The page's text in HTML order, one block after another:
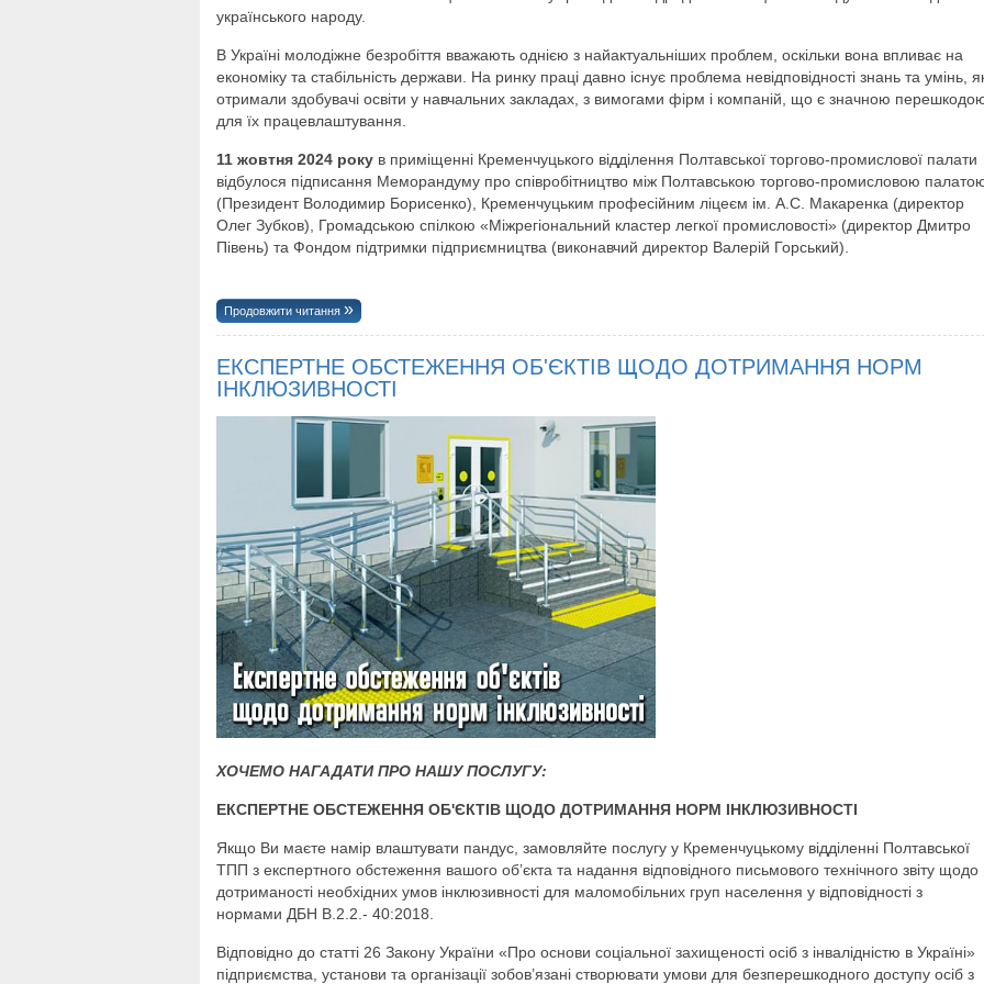
українського народу.
В Україні молодіжне безробіття вважають однією з найактуальніших проблем, оскільки вона впливає на
економіку та стабільність держави. На ринку праці давно існує проблема невідповідності знань та умінь,
отримали здобувачі освіти у навчальних закладах, з вимогами фірм і компаній, що є значною
для їх працевлаштування.
11 жовтня 2024 року в приміщенні Кременчуцького відділення Полтавської торгово-промислової палати
відбулося підписання Меморандуму про співробітництво між Полтавською торгово-промисловою
(Президент Володимир Борисенко), Кременчуцьким професійним ліцеєм ім. А.С. Макаренка (директор
Олег Зубков), Громадською спілкою «Міжрегіональний кластер легкої промисловості» (директор Дмитро
Півень) та Фондом підтримки підприємництва (виконавчий директор Валерій Горський).
Продовжити читання
ЕКСПЕРТНЕ ОБСТЕЖЕННЯ ОБ'ЄКТІВ ЩОДО ДОТРИМАННЯ НОРМ
ІНКЛЮЗИВНОСТІ
ХОЧЕМО НАГАДАТИ ПРО НАШУ ПОСЛУГУ:
ЕКСПЕРТНЕ ОБСТЕЖЕННЯ ОБ'ЄКТІВ ЩОДО ДОТРИМАННЯ НОРМ ІНКЛЮЗИВНОСТІ
Якщо Ви маєте намір влаштувати пандус, замовляйте послугу у Кременчуцькому відділенні Полтавської
ТПП з експертного обстеження вашого об’єкта та надання відповідного письмового технічного звіту щодо
дотриманості необхідних умов інклюзивності для маломобільних груп населення у відповідності з
нормами ДБН В.2.2.- 40:2018.
Відповідно до статті 26 Закону України «Про основи соціальної захищеності осіб з інвалідністю в Україні»
підприємства, установи та організації зобов’язані створювати умови для безперешкодного доступу осіб з